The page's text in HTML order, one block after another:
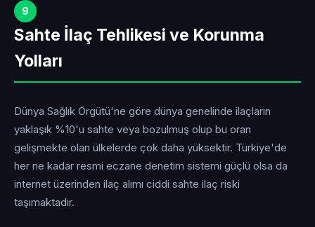
9
Sahte İlaç Tehlikesi ve Korunma
Yolları
Dünya Sağlık Örgütü'ne göre dünya genelinde ilaçların
yaklaşık %10'u sahte veya bozulmuş olup bu oran
gelişmekte olan ülkelerde çok daha yüksektir. Türkiye'de
her ne kadar resmi eczane denetim sistemi güçlü olsa da
internet üzerinden ilaç alımı ciddi sahte ilaç riski
taşımaktadır.